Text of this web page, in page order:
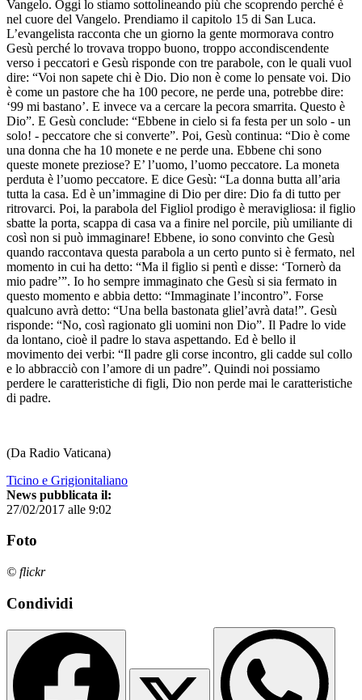
Vangelo. Oggi lo stiamo sottolineando più che scoprendo perché è
nel cuore del Vangelo. Prendiamo il capitolo 15 di San Luca.
L’evangelista racconta che un giorno la gente mormorava contro
Gesù perché lo trovava troppo buono, troppo accondiscendente
verso i peccatori e Gesù risponde con tre parabole, con le quali vuol
dire: “Voi non sapete chi è Dio. Dio non è come lo pensate voi. Dio
è come un pastore che ha 100 pecore, ne perde una, potrebbe dire:
‘99 mi bastano’. E invece va a cercare la pecora smarrita. Questo è
Dio”. E Gesù conclude: “Ebbene in cielo si fa festa per un solo - un
solo! - peccatore che si converte”. Poi, Gesù continua: “Dio è come
una donna che ha 10 monete e ne perde una. Ebbene chi sono
queste monete preziose? E’ l’uomo, l’uomo peccatore. La moneta
perduta è l’uomo peccatore. E dice Gesù: “La donna butta all’aria
tutta la casa. Ed è un’immagine di Dio per dire: Dio fa di tutto per
ritrovarci. Poi, la parabola del Figliol prodigo è meravigliosa: il figlio
sbatte la porta, scappa di casa va a finire nel porcile, più umiliante di
così non si può immaginare! Ebbene, io sono convinto che Gesù
quando raccontava questa parabola a un certo punto si è fermato, nel
momento in cui ha detto: “Ma il figlio si pentì e disse: ‘Tornerò da
mio padre’”. Io ho sempre immaginato che Gesù si sia fermato in
questo momento e abbia detto: “Immaginate l’incontro”. Forse
qualcuno avrà detto: “Una bella bastonata gliel’avrà data!”. Gesù
risponde: “No, così ragionato gli uomini non Dio”. Il Padre lo vide
da lontano, cioè il padre lo stava aspettando. Ed è bello il
movimento dei verbi: “Il padre gli corse incontro, gli cadde sul collo
e lo abbracciò con l’amore di un padre”. Quindi noi possiamo
perdere le caratteristiche di figli, Dio non perde mai le caratteristiche
di padre.
(Da Radio Vaticana)
Ticino e Grigionitaliano
News pubblicata il:
27/02/2017 alle 9:02
Foto
© flickr
Condividi